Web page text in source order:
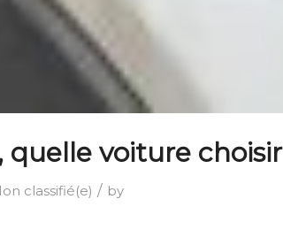
voiture choisir
classifié(e) / by